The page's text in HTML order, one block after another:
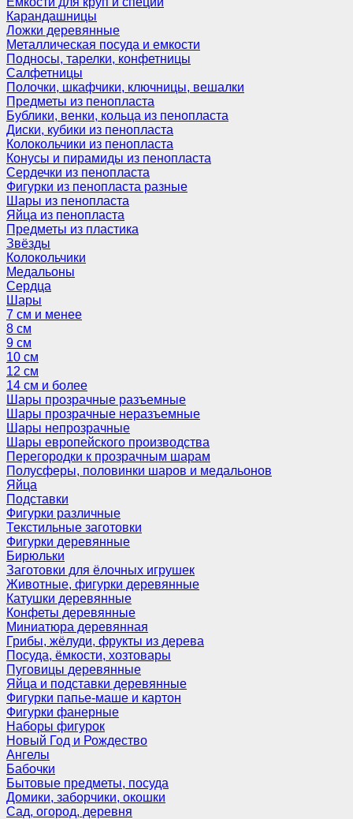
Карандашницы
Ложки деревянные
Металлическая посуда и емкости
Подносы, тарелки, конфетницы
Салфетницы
Полочки, шкафчики, ключницы, вешалки
Предметы из пенопласта
Бублики, венки, кольца из пенопласта
Диски, кубики из пенопласта
Колокольчики из пенопласта
Конусы и пирамиды из пенопласта
Сердечки из пенопласта
Фигурки из пенопласта разные
Шары из пенопласта
Яйца из пенопласта
Предметы из пластика
Звёзды
Колокольчики
Медальоны
Сердца
Шары
7 см и менее
8 см
9 см
10 см
12 см
14 см и более
Шары прозрачные разъемные
Шары прозрачные неразъемные
Шары непрозрачные
Шары европейского производства
Перегородки к прозрачным шарам
Полусферы, половинки шаров и медальонов
Яйца
Подставки
Фигурки различные
Текстильные заготовки
Фигурки деревянные
Бирюльки
Заготовки для ёлочных игрушек
Животные, фигурки деревянные
Катушки деревянные
Конфеты деревянные
Миниатюра деревянная
Грибы, жёлуди, фрукты из дерева
Посуда, ёмкости, хозтовары
Пуговицы деревянные
Яйца и подставки деревянные
Фигурки папье-маше и картон
Фигурки фанерные
Наборы фигурок
Новый Год и Рождество
Ангелы
Бабочки
Бытовые предметы, посуда
Домики, заборчики, окошки
Сад, огород, деревня